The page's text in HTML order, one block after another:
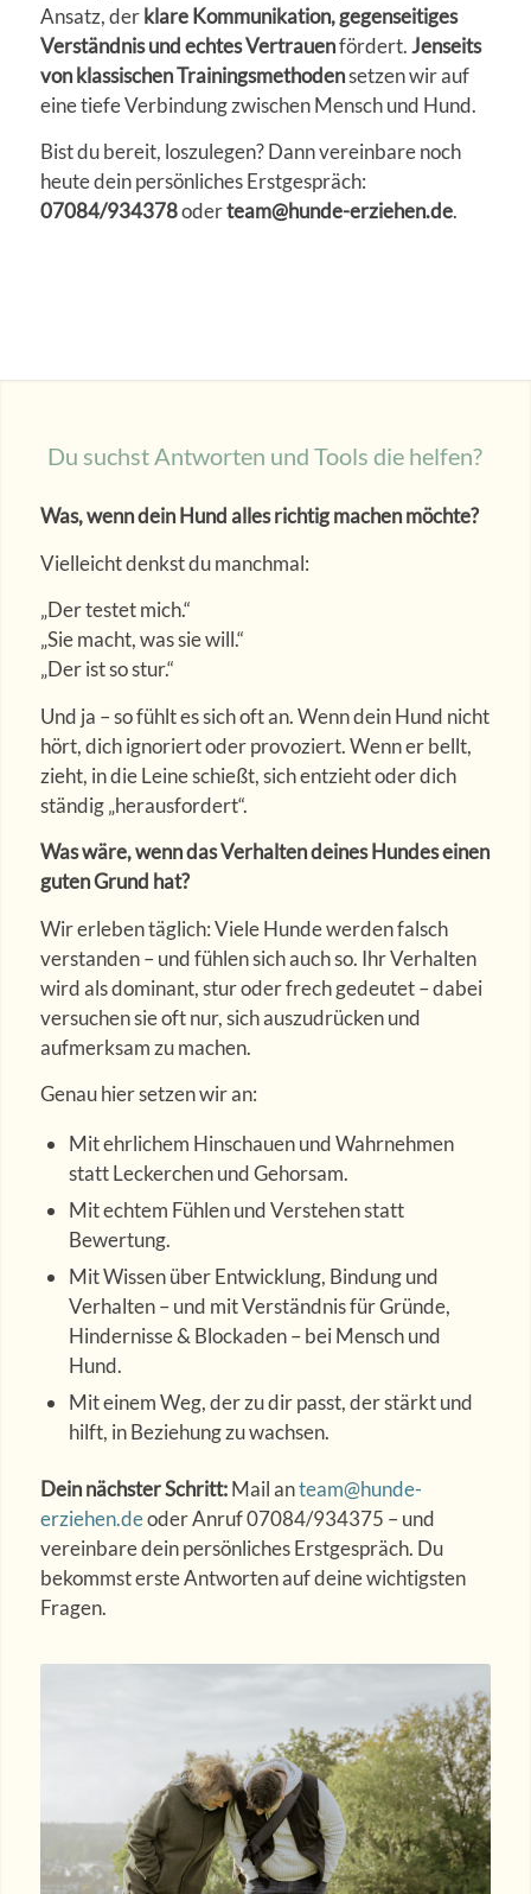
Ansatz, derklare Kommunikation, gegenseitiges
Verständnis und echtes Vertrauenfördert.Jenseits
von klassischen Trainingsmethodensetzen wir auf
eine tiefe Verbindung zwischen Mensch und Hund.
Bist du bereit, loszulegen? Dann vereinbare noch
heute dein persönliches Erstgespräch:
07084/934378oderteam@hunde-erziehen.de.
Du suchst Antworten und Tools die helfen?
Was, wenn dein Hund alles richtig machen möchte?
Vielleicht denkst du manchmal:
„Der testet mich.“
„Sie macht, was sie will.“
„Der ist so stur.“
Und ja – so fühlt es sich oft an. Wenn dein Hund nicht
hört, dich ignoriert oder provoziert. Wenn er bellt,
zieht, in die Leine schießt, sich entzieht oder dich
ständig „herausfordert“.
Was wäre, wenn das Verhalten deines Hundes einen
guten Grund hat?
Wir erleben täglich: Viele Hunde werden falsch
verstanden – und fühlen sich auch so. Ihr Verhalten
wird als dominant, stur oder frech gedeutet – dabei
versuchen sie oft nur, sich auszudrücken und
aufmerksam zu machen.
Genau hier setzen wir an:
Mit ehrlichem Hinschauen und Wahrnehmen
statt Leckerchen und Gehorsam.
Mit echtem Fühlen und Verstehen statt
Bewertung.
Mit Wissen über Entwicklung, Bindung und
Verhalten – und mit Verständnis für Gründe,
Hindernisse & Blockaden – bei Mensch und
Hund.
Mit einem Weg, der zu dir passt, der stärkt und
hilft, in Beziehung zu wachsen.
Dein nächster Schritt:Mail anteam@hunde-
erziehen.deoder Anruf 07084/934375 – und
vereinbare dein persönliches Erstgespräch. Du
bekommst erste Antworten auf deine wichtigsten
Fragen.